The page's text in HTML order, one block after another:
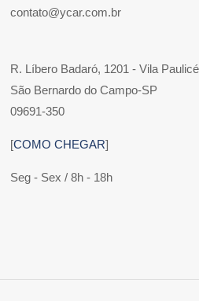
contato@ycar.com.br
R. Líbero Badaró, 1201 - Vila
São Bernardo do Campo-SP
09691-350
[COMO CHEGAR]
Seg - Sex / 8h - 18h